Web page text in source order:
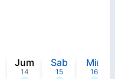
Jum
14
Sab
15
Min
16